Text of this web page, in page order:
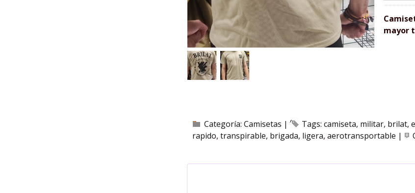
mayor
Categoría: Camisetas | Tags: camiseta militar brilat
rapido transpirable brigada ligera aerotransportable |